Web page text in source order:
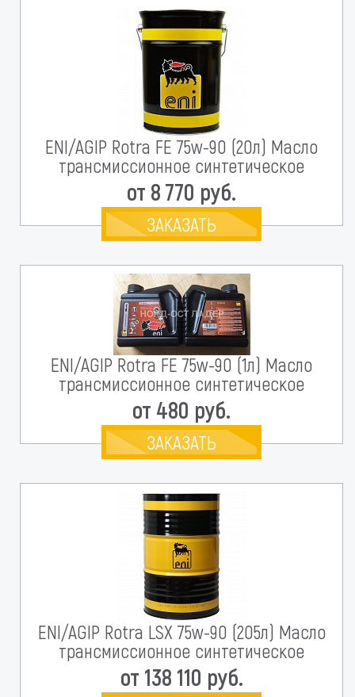
ENI/AGIP Rotra FE 75w-90 (20л) Масло
трансмиссионное синтетическое
от 8 770 руб.
ЗАКАЗАТЬ
ENI/AGIP Rotra FE 75w-90 (1л) Масло
трансмиссионное синтетическое
от 480 руб.
ЗАКАЗАТЬ
ENI/AGIP Rotra LSX 75w-90 (205л) Масло
трансмиссионное синтетическое
от 138 110 руб.